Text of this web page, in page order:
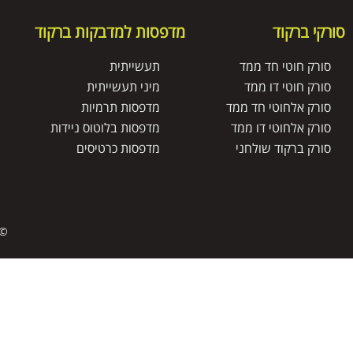
סורקי ברקוד
סורק חוטי חד ממד
סורק חוטי דו ממד
סורק אלחוטי חד ממד
סורק אלחוטי דו ממד
סורק ברקוד שולחני
מדפסות למדבקות ברקוד
תעשייתית
מיני תעשייתית
מדפסות תרמיות
מדפסות בלוטוס ניידות
מדפסות כרטיסים